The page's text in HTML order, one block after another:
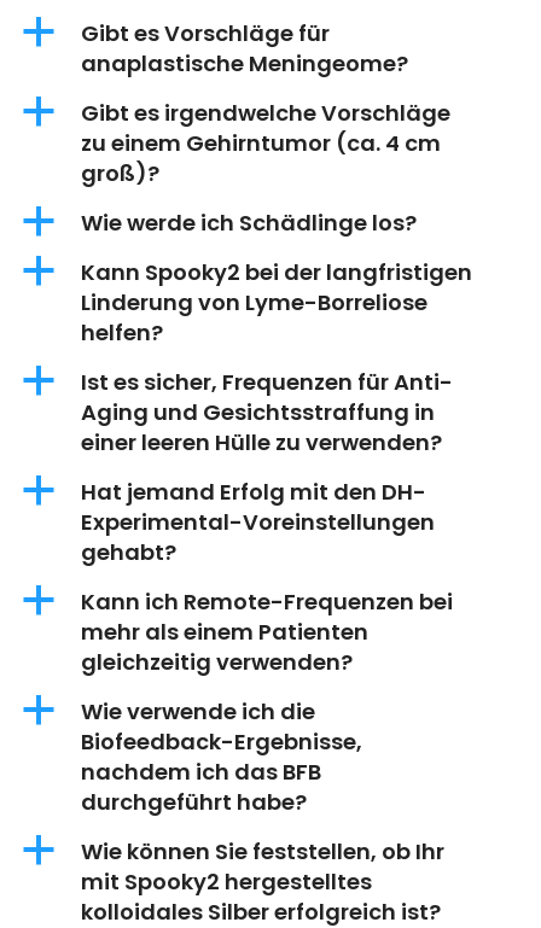
a
Gibt es Vorschläge für
anaplastische Meningeome?
a
Gibt es irgendwelche Vorschläge
zu einem Gehirntumor (ca. 4 cm
groß)?
a Wie werde ich Schädlinge los?
a
Kann Spooky2 bei der langfristigen
Linderung von Lyme-Borreliose
helfen?
a
Ist es sicher, Frequenzen für Anti-
Aging und Gesichtsstraffung in
einer leeren Hülle zu verwenden?
a
Hat jemand Erfolg mit den DH-
Experimental-Voreinstellungen
gehabt?
a
Kann ich Remote-Frequenzen bei
mehr als einem Patienten
gleichzeitig verwenden?
a
Wie verwende ich die
Biofeedback-Ergebnisse,
nachdem ich das BFB
durchgeführt habe?
a
Wie können Sie feststellen, ob Ihr
mit Spooky2 hergestelltes
kolloidales Silber erfolgreich ist?